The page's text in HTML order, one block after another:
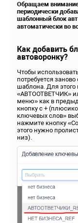
Обращаем
периодически
шаблонный блок
автоматически во
Как добавить
автоворонку?
Чтобы
потребуется
шаблона. Для этого
«АВТООТВЕТЧИК»
меню» как в
кнопку с +
ключевых слов»
нажмите кнопку
этого нужно
низ).